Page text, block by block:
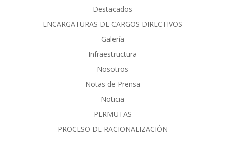
Destacados
ENCARGATURAS DE CARGOS DIRECTIVOS
Galería
Infraestructura
Nosotros
Notas de Prensa
Noticia
PERMUTAS
PROCESO DE RACIONALIZACIÓN